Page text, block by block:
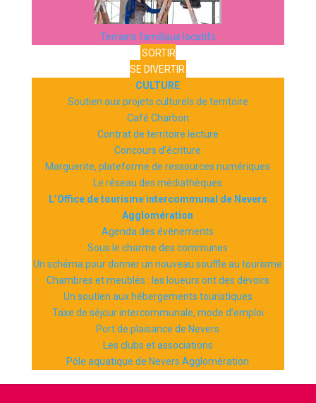
Terrains familiaux locatifs
SORTIR
SE DIVERTIR
CULTURE
Soutien aux projets culturels de territoire
Café Charbon
Contrat de territoire lecture
Concours d’écriture
Marguerite, plateforme de ressources numériques
Le réseau des médiathèques
L’Office de tourisme intercommunal de Nevers
Agglomération
Agenda des événements
Sous le charme des communes
Un schéma pour donner un nouveau souffle au tourisme
Chambres et meublés : les loueurs ont des devoirs
Un soutien aux hébergements touristiques
Taxe de séjour intercommunale, mode d’emploi
Port de plaisance de Nevers
Les clubs et associations
Pôle aquatique de Nevers Agglomération